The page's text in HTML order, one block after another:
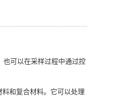
也可以在采样过程中通过控
和复合材料。它可以处理